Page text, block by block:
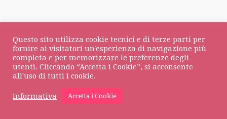
Privacy Policy•Cookie Policy
Questo sito utilizza cookie tecnici e di terze parti per
fornire ai visitatori un'esperienza di navigazione più
completa e per memorizzare le preferenze degli
utenti. Cliccando “Accetta i Cookie”, si acconsente
all'uso di tutti i cookie.
Informativa Accetta i Cookie